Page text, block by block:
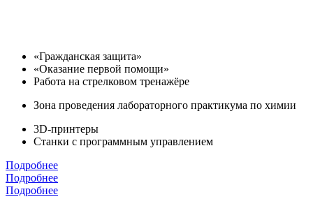
«Гражданская защита»
«Оказание первой помощи»
Работа на стрелковом тренажёре
Зона проведения лабораторного практикума по химии
3D-принтеры
Станки с программным управлением
Подробнее
Подробнее
Подробнее